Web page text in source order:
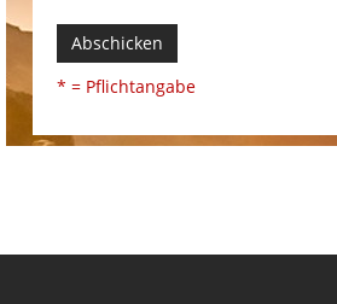
Abschicken
* = Pflichtangabe